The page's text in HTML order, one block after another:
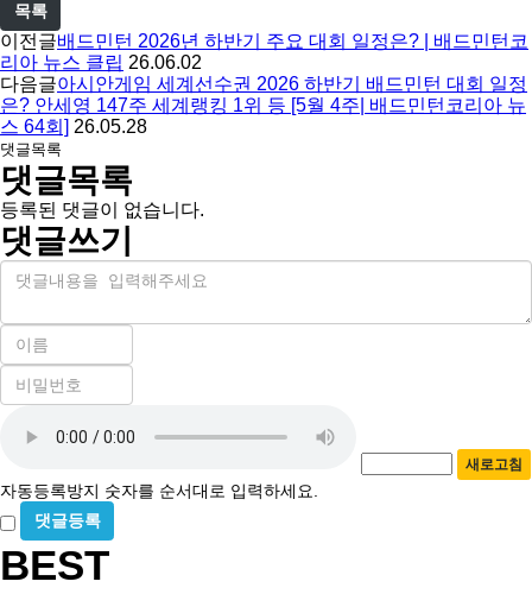
목록
이전글배드민턴 2026년 하반기 주요 대회 일정은? | 배드민턴코
리아 뉴스 클립 26.06.02
다음글아시안게임 세계선수권 2026 하반기 배드민턴 대회 일정
은? 안세영 147주 세계랭킹 1위 등 [5월 4주| 배드민턴코리아 뉴
스 64회] 26.05.28
댓글목록
댓글목록
등록된 댓글이 없습니다.
댓글쓰기
내
이
필
수
비
밀
수
록
방
지
새로고침
자동등록방지 숫자를 순서대로 입력하세요.
비
밀
글
사
BEST